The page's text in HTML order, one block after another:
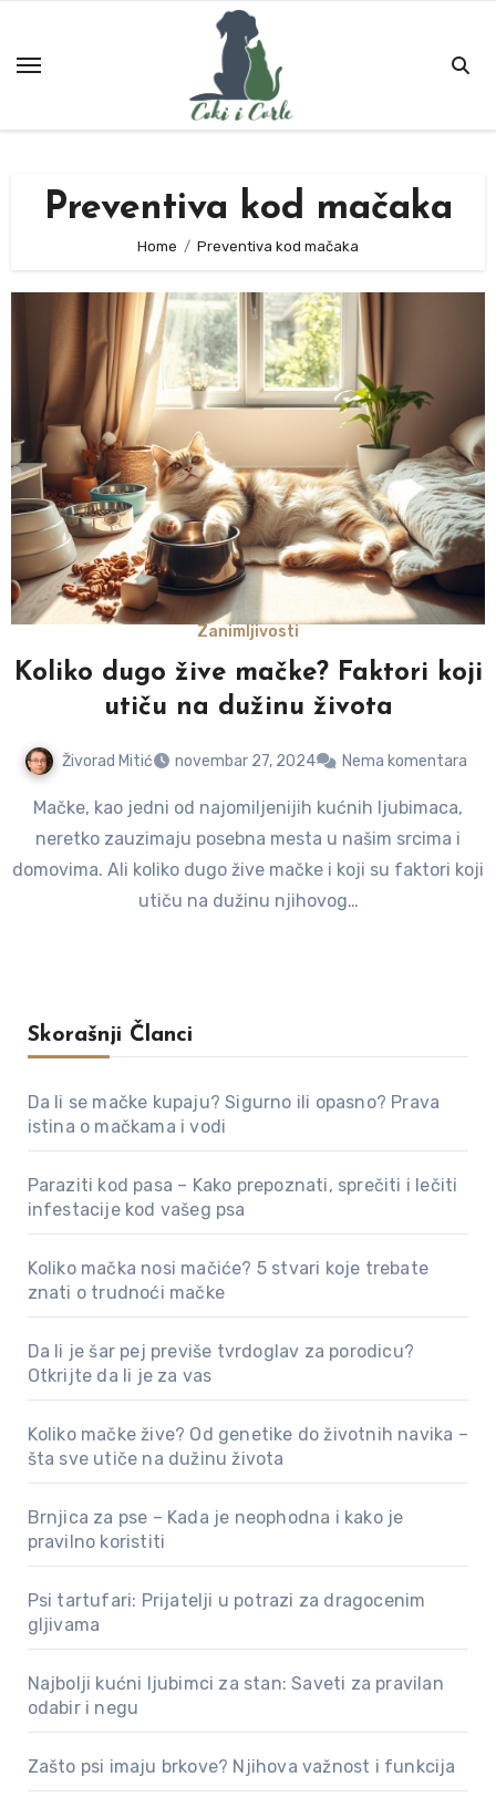
content
Preventiva kod mačaka
Home Preventiva kod mačaka
Zanimljivosti
Koliko dugo žive mačke? Faktori koji
utiču na dužinu života
Živorad Mitić novembar 27, 2024 Nema komentara
Mačke, kao jedni od najomiljenijih kućnih ljubimaca,
neretko zauzimaju posebna mesta u našim srcima i
domovima. Ali koliko dugo žive mačke i koji su faktori koji
utiču na dužinu njihovog…
Skorašnji Članci
Da li se mačke kupaju? Sigurno ili opasno? Prava
istina o mačkama i vodi
Paraziti kod pasa – Kako prepoznati, sprečiti i lečiti
infestacije kod vašeg psa
Koliko mačka nosi mačiće? 5 stvari koje trebate
znati o trudnoći mačke
Da li je šar pej previše tvrdoglav za porodicu?
Otkrijte da li je za vas
Koliko mačke žive? Od genetike do životnih navika –
šta sve utiče na dužinu života
Brnjica za pse – Kada je neophodna i kako je
pravilno koristiti
Psi tartufari: Prijatelji u potrazi za dragocenim
gljivama
Najbolji kućni ljubimci za stan: Saveti za pravilan
odabir i negu
Zašto psi imaju brkove? Njihova važnost i funkcija